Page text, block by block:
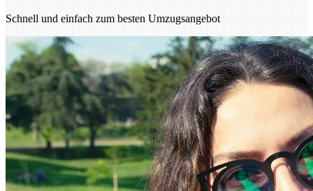
Schnell und einfach zum besten Umzugsangebot